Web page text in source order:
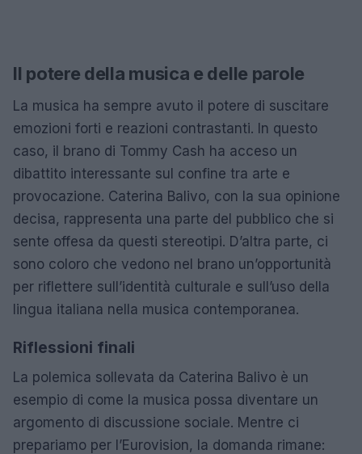
Il potere della musica e delle parole
La musica ha sempre avuto il potere di suscitare
emozioni forti e reazioni contrastanti. In questo
caso, il brano di Tommy Cash ha acceso un
dibattito interessante sul confine tra arte e
provocazione. Caterina Balivo, con la sua opinione
decisa, rappresenta una parte del pubblico che si
sente offesa da questi stereotipi. D’altra parte, ci
sono coloro che vedono nel brano un’opportunità
per riflettere sull’identità culturale e sull’uso della
lingua italiana nella musica contemporanea.
Riflessioni finali
La polemica sollevata da Caterina Balivo è un
esempio di come la musica possa diventare un
argomento di discussione sociale. Mentre ci
prepariamo per l’Eurovision, la domanda rimane: